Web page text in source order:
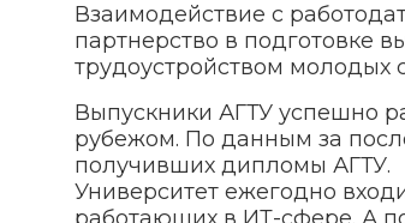
Взаимодействие с
партнерство в подготовке
трудоустройством молодых
Выпускники АГТУ успешно
рубежом. По данным за
получивших дипломы АГТУ.
Университет ежегодно